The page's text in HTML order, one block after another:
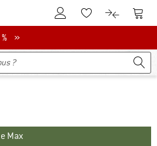
Vers le compte client
Vers la liste
Vers le
% »
Max